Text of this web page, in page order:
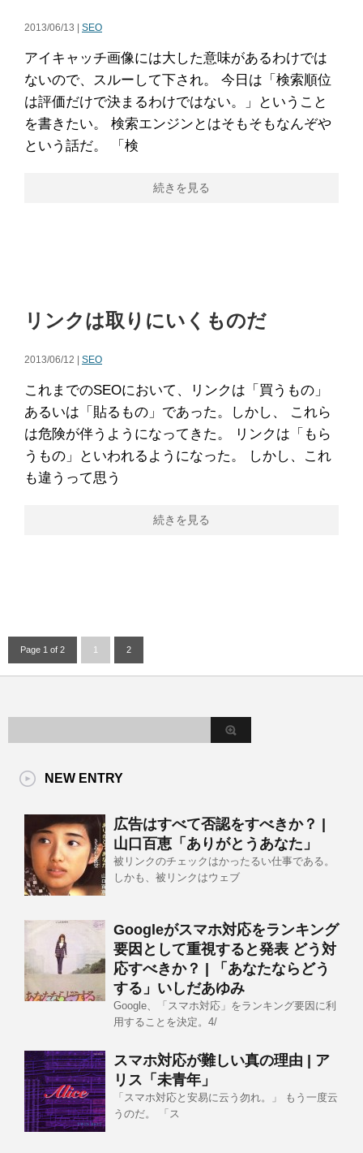
2013/06/13 | SEO
アイキャッチ画像には大した意味があるわけでは
ないので、スルーして下され。 今日は「検索順位
は評価だけで決まるわけではない。」ということ
を書きたい。 検索エンジンとはそもそもなんぞや
という話だ。 「検
続きを見る
リンクは取りにいくものだ
2013/06/12 | SEO
これまでのSEOにおいて、リンクは「買うもの」
あるいは「貼るもの」であった。しかし、 これら
は危険が伴うようになってきた。 リンクは「もら
うもの」といわれるようになった。 しかし、これ
も違うって思う
続きを見る
Page 1 of 2 1 2
NEW ENTRY
広告はすべて否認をすべきか？ |
山口百恵「ありがとうあなた」
被リンクのチェックはかったるい仕事である。
しかも、被リンクはウェブ
Googleがスマホ対応をランキング
要因として重視すると発表 どう対
応すべきか？ | 「あなたならどう
する」いしだあゆみ
Google、「スマホ対応」をランキング要因に利
用することを決定。4/
スマホ対応が難しい真の理由 | ア
リス「未青年」
「スマホ対応と安易に云う勿れ。」 もう一度云
うのだ。 「ス